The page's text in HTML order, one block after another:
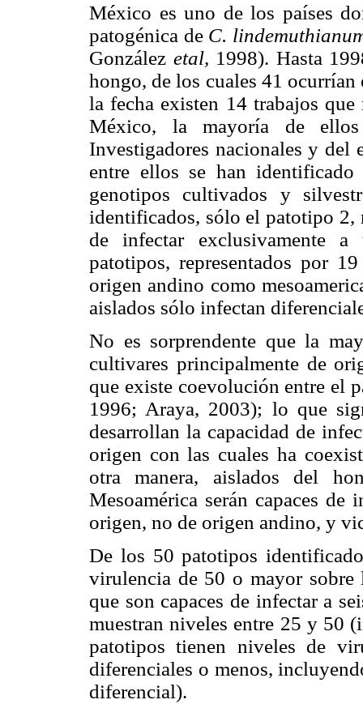
México es uno de los países
patogénica de C.
González etal, 1998). Hasta
hongo, de los cuales 41
la fecha existen 14 trabajos
México, la mayoría de
Investigadores nacionales y del
entre ellos se han
genotipos cultivados y
identificados, sólo el patotipo 2,
de infectar exclusivamente
patotipos, representados por
origen andino como
aislados sólo infectan
No es sorprendente que la
cultivares principalmente de
que existe coevolución entre el
1996; Araya, 2003); lo que
desarrollan la capacidad de
origen con las cuales ha
otra manera, aislados del
Mesoamérica serán capaces
origen, no de origen andino, y
De los 50 patotipos
virulencia de 50 o mayor sobre
que son capaces de infectar a
muestran niveles entre 25 y 50
patotipos tienen niveles de
diferenciales o menos,
diferencial).